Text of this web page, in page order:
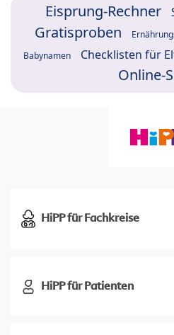
Eisprung-Rechner
Gratisproben
Babynamen Checklisten für
Online-
HiPP für Fachkreise
HiPP für Patienten